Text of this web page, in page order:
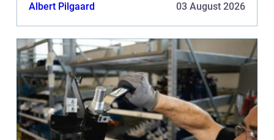
Albert Pilgaard 03 August 2026